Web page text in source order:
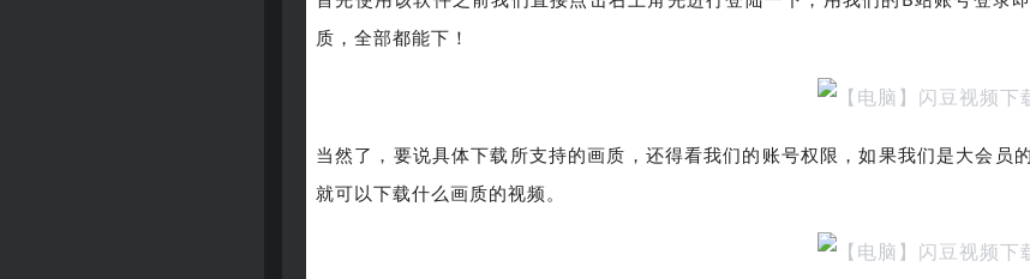
质，全部都能下！
当然了，要说具体下载所支持的画质，还得看我们的账号权限，如果我们是大会
就可以下载什么画质的视频。